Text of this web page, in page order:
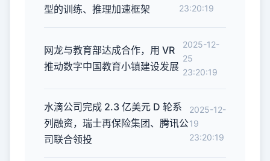
型的训练、推理加速框架
23:20:19
网龙与教育部达成合作，用 VR
推动数字中国教育小镇建设发展
2025-12-
25
23:20:19
水滴公司完成 2.3 亿美元 D 轮系
列融资，瑞士再保险集团、腾讯公
司联合领投
2025-12-
19
23:20:19